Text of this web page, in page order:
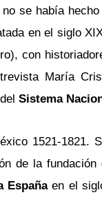
se había
en el siglo
con
María
Sistema
1521-1821.
de la
Españaen el